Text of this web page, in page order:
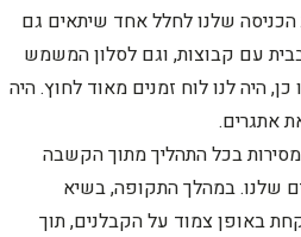
שלנו לחלל אחד שיתאים גם
עם קבוצות, וגם לסלון המשמש
היה לנו לוח זמנים מאוד לחוץ. היה
אתגרים.
בכל התהליך מתוך הקשבה
שלנו. במהלך התקופה, בשיא
באופן צמוד על הקבלנים, תוך